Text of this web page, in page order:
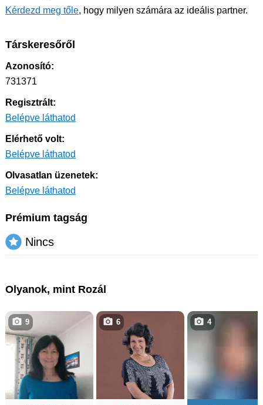
Kérdezd meg tőle, hogy milyen számára az ideális partner.
Társkeresőről
Azonosító:
731371
Regisztrált:
Belépve láthatod
Elérhető volt:
Belépve láthatod
Olvasatlan üzenetek:
Belépve láthatod
Prémium tagság
Nincs
Olyanok, mint Rozál
9 6 4